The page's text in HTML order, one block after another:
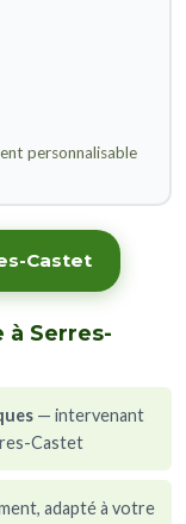
personnalisable
Castet
à Serres-
— intervenant
Castet
adapté à votre